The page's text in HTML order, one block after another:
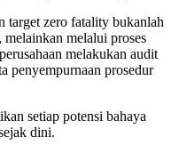
target zero fatality bukanlah
melainkan melalui proses
melakukan audit
penyempurnaan prosedur
setiap potensi bahaya
dini.